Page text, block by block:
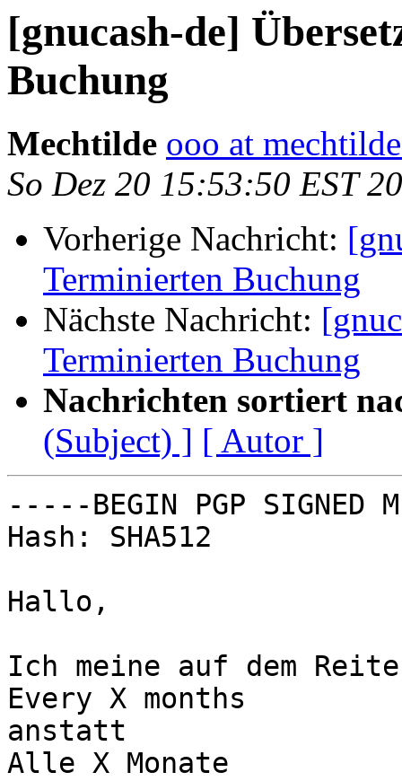
[gnucash-de]
Buchung
Mechtilde ooo at
So Dez 20 15:53:50 EST
Vorherige Nachricht:
Terminierten Buchung
Nächste Nachricht:
Terminierten Buchung
Nachrichten sortiert
(Subject) ] [ Autor ]
-----BEGIN PGP SIGNED
Hash: SHA512
Hallo,
Ich meine auf dem
Every X months
anstatt
Alle X Monate